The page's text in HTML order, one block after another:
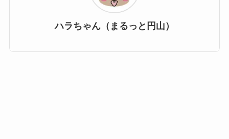
ハラちゃん（まるっと円山）